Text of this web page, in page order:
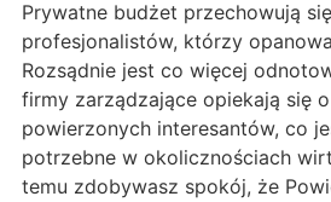
Prywatne budżet przechowują
profesjonalistów, którzy
Rozsądnie jest co więcej
firmy zarządzające opiekają się
powierzonych interesantów, co
potrzebne w okolicznościach
temu zdobywasz spokój, że